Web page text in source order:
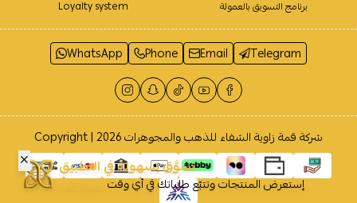
Loyalty system
برنامج التسويق بالعمولة
WhatsApp Phone Email Telegram
Copyright | 2026شركة قمة زاوية الشفاء للذهب والمجوهرات
تسوَّق بسهولة في التطبيق
إستعرض المنتجات وتتبّع طلباتك في أي وقتحمله الآن